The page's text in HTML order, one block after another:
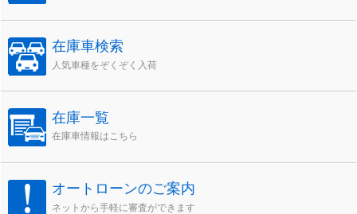
在庫車検索
人気車種をぞくぞく入荷
在庫一覧
在庫車情報はこちら
オートローンのご案内
ネットから手軽に審査ができます